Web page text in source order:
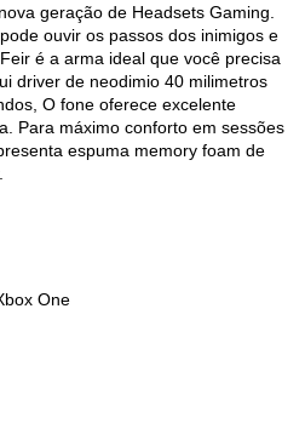
geração de Headsets Gaming.
ouvir os passos dos inimigos e
é a arma ideal que você precisa
driver de neodimio 40 milimetros
O fone oferece excelente
Para máximo conforto em sessões
espuma memory foam de
One